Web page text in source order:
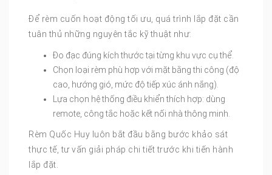
Để rèm cuốn hoạt động tối ưu, quá trình lắp đặt cần
tuân thủ những nguyên tắc kỹ thuật như:
Đo đạc đúng kích thước tại từng khu vực cụ thể.
Chọn loại rèm phù hợp với mặt bằng thi công (độ
cao, hướng gió, mức độ tiếp xúc ánh nắng).
Lựa chọn hệ thống điều khiển thích hợp: dùng
remote, công tắc hoặc kết nối nhà thông minh.
Rèm Quốc Huy luôn bắt đầu bằng bước khảo sát
thực tế, tư vấn giải pháp chi tiết trước khi tiến hành
lắp đặt.